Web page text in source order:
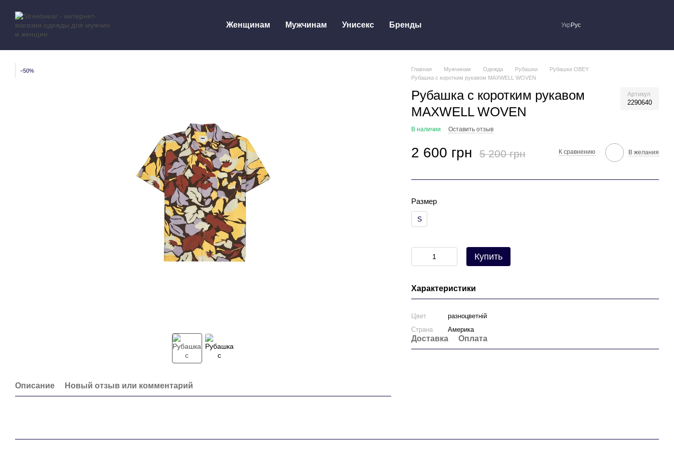
Женщинам Мужчинам Унисекс Бренды Укр Рус
−50%
Описание Новый отзыв или комментарий
Главная Мужчинам Одежда Рубашки
Рубашки OBEY
Рубашка с коротким рукавом MAXWELL WOVEN
Рубашка с коротким рукавом
MAXWELL WOVEN
Артикул
2290640
В наличии Оставить отзыв
2 600 грн 5 200 грн К сравнению В желания
Размер
S
Купить
Характеристики
Цвет
разноцветній
Страна
Америка
Доставка Оплата